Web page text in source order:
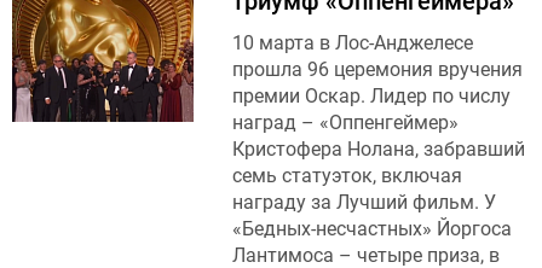
10 марта в Лос-Анджелесе
прошла 96 церемония вручения
премии Оскар. Лидер по числу
наград – «Оппенгеймер»
Кристофера Нолана, забравший
семь статуэток, включая
награду за Лучший фильм. У
«Бедных-несчастных» Йоргоса
Лантимоса – четыре приза, в